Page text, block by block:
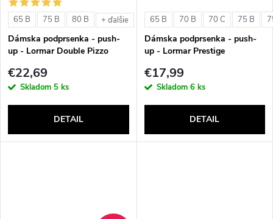
65 B 75 B 80 B + ďalšie
Dámska podprsenka - push-
up - Lormar Double Pizzo
€22,69
Skladom 5 ks
DETAIL
65 B 70 B 70 C 75 B
Dámska podprsenka - push-
up - Lormar Prestige
€17,99
Skladom 6 ks
DETAIL